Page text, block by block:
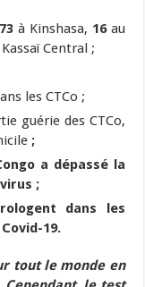
à Kinshasa, 16 au
Central ;
les CTCo ;
guérie des CTCo,
;
a dépassé la
;
dans les
19.
tout le monde en